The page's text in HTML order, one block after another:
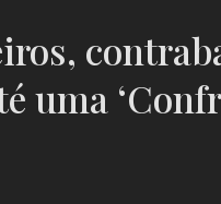
uma